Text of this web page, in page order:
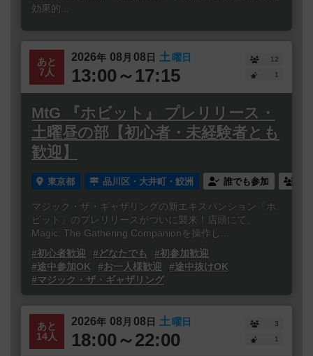
効果的...
あと
7人
2026年 08 月 08日 土曜日
13:00～17:15
12
1
MtG 『ホビット』 プレリリース・
土曜昼の部【初心者・未経験者とも
歓迎】
東京都 品川区・大井町・鮫洲 誰でも参加
マジック・ザ・ギャザリングの新エキスパンション『ホ
ビット』のプレリリースがついに襲来！店頭にて、
Magic: The Gathering Companionを操作し...
#初心者歓迎
#どなたでも
#初参加歓迎
#途中参加OK
#お一人様歓迎
#途中抜けOK
#マジック・ザ・ギャザリング
あと
14人
2026年 08 月 08日 土曜日
18:00～22:00
3
1